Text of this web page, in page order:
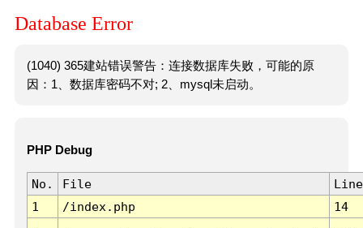
Database Error
(1040) 365建站错误警告：连接数据库失败，可能的原
因：1、数据库密码不对; 2、mysql未启动。
PHP Debug
No. File
Line
1
/index.php 14